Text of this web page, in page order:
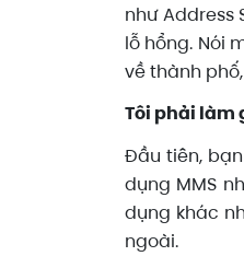
như Address
lỗ hổng. Nói
về thành
Tôi phải làm
Đầu tiên,
dụng MMS
dụng khác
ngoài.